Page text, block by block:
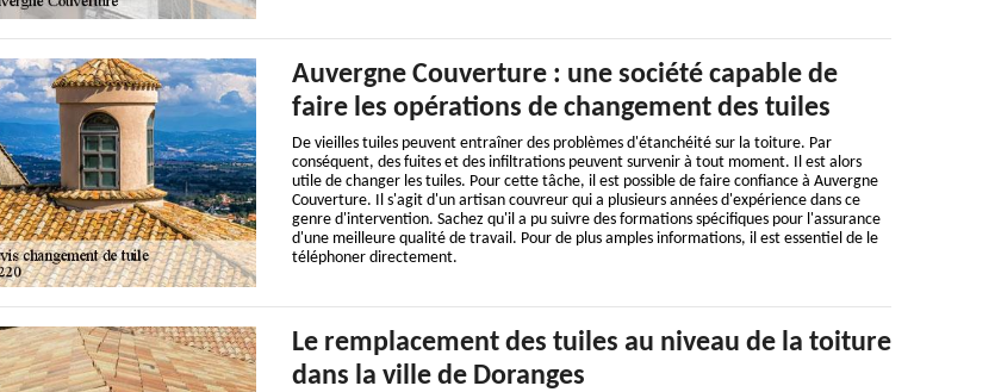
Auvergne Couverture : une société capable de
faire les opérations de changement des tuiles
De vieilles tuiles peuvent entraîner des problèmes d'étanchéité sur la toiture. Par
conséquent, des fuites et des infiltrations peuvent survenir à tout moment. Il est alors
utile de changer les tuiles. Pour cette tâche, il est possible de faire confiance à Auvergne
Couverture. Il s'agit d'un artisan couvreur qui a plusieurs années d'expérience dans ce
genre d'intervention. Sachez qu'il a pu suivre des formations spécifiques pour l'assurance
d'une meilleure qualité de travail. Pour de plus amples informations, il est essentiel de le
téléphoner directement.
Le remplacement des tuiles au niveau de la toiture
dans la ville de Doranges